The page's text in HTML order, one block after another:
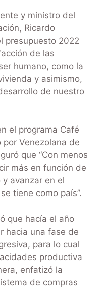
y ministro del
Ricardo
presupuesto 2022
de las
humano, como la
y asimismo,
de nuestro
el programa Café
Venezolana de
que “Con menos
más en función de
avanzar en el
tiene como país”.
que hacía el año
hacia una fase de
para lo cual
productiva
enfatizó la
de compras